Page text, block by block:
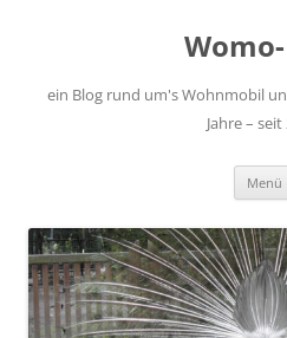
ein Blog rund um's Wohnmobil
Jahre – seit
Menü